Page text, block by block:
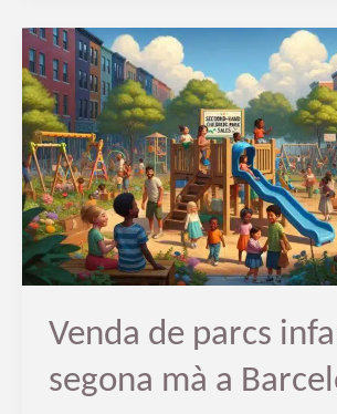
Venda de parcs
segona mà a
Venda
de
parcs
infantils
de
segona
mà
a
Barcelona